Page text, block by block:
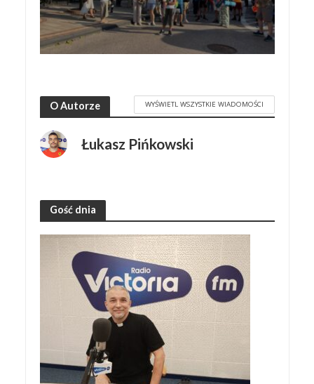
O Autorze WYŚWIETL WSZYSTKIE WIADOMOŚCI
Łukasz Pińkowski
Gość dnia